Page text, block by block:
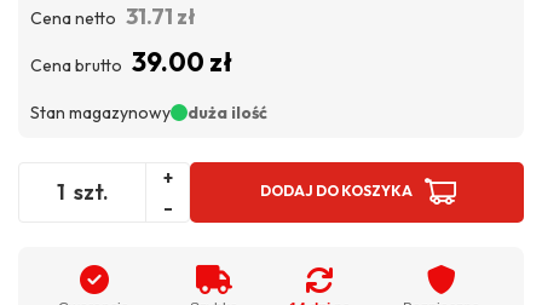
Cena netto 31.71 zł
Cena brutto 39.00 zł
Stan magazynowy duża ilość
szt.
+
-
DODAJ DO KOSZYKA